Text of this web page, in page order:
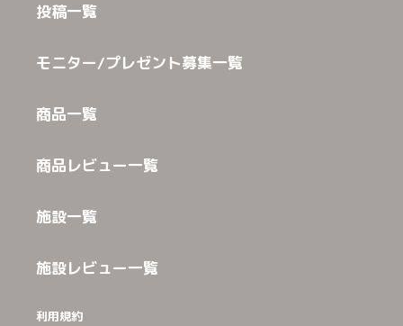
投稿一覧
モニター/プレゼント募集一覧
商品一覧
商品レビュー一覧
施設一覧
施設レビュー一覧
利用規約